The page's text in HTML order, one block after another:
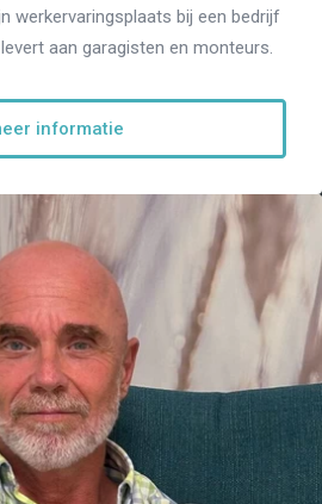
werkervaringsplaats bij een bedrijf
aan garagisten en monteurs.
informatie